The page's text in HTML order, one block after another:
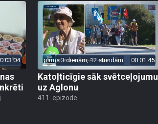
pirms 3 dienām, 12 stundām 00:01:45
Katoļticīgie sāk svētceļojumu
uz Aglonu
411. epizode